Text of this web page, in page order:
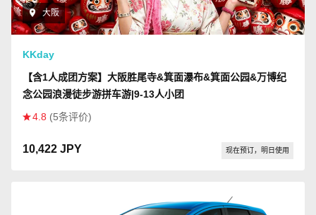
大阪
KKday
【含1人成团方案】大阪胜尾寺&箕面瀑布&箕面公园&万博纪
念公园浪漫徒步游拼车游|9-13人小团
4.8 (5条评价)
10,422 JPY 现在预订，明日使用